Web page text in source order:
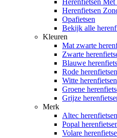
Herenfietsen
Herenfietsen
Opafietsen
Bekijk alle
Kleuren
Mat zwarte
Zwarte
Blauwe
Rode herenfietsen
Witte herenfietsen
Groene
Grijze
Merk
Altec herenfietsen
Popal
Volare